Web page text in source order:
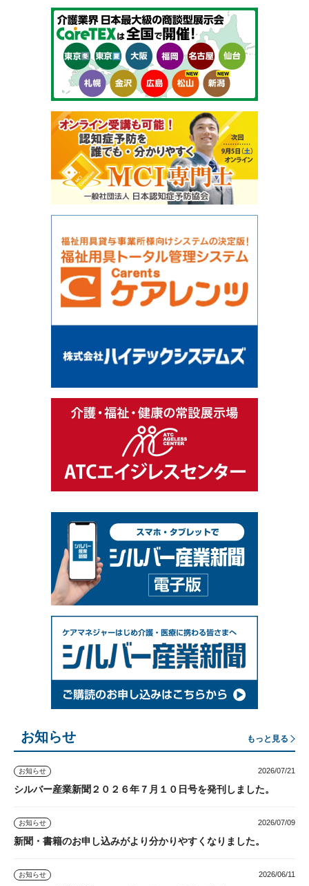
お知らせ もっと見る
お知らせ 2026/07/21
シルバー産業新聞２０２６年７月１０日号を発刊しました。
お知らせ 2026/07/09
新聞・書籍のお申し込みがより分かりやすくなりました。
お知らせ 2026/06/11